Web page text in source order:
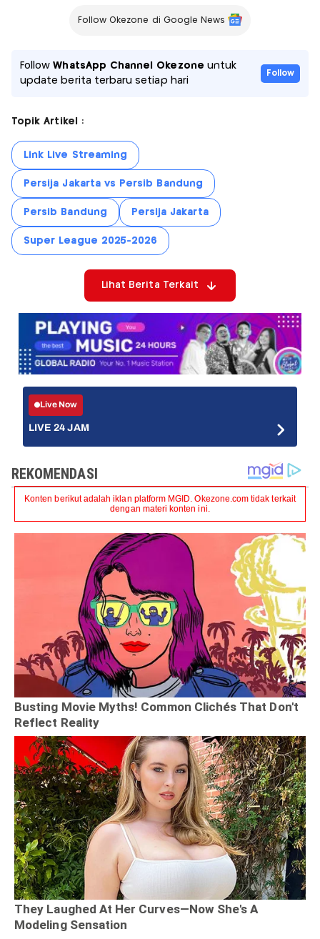
Follow Okezone di Google News
FollowWhatsApp Channel Okezone untuk
update berita terbaru setiap hari
Follow
Topik Artikel :
Link Live Streaming
Persija Jakarta vs Persib Bandung
Persib Bandung Persija Jakarta
Super League 2025-2026
Lihat Berita Terkait
Live Now
LIVE 24 JAM